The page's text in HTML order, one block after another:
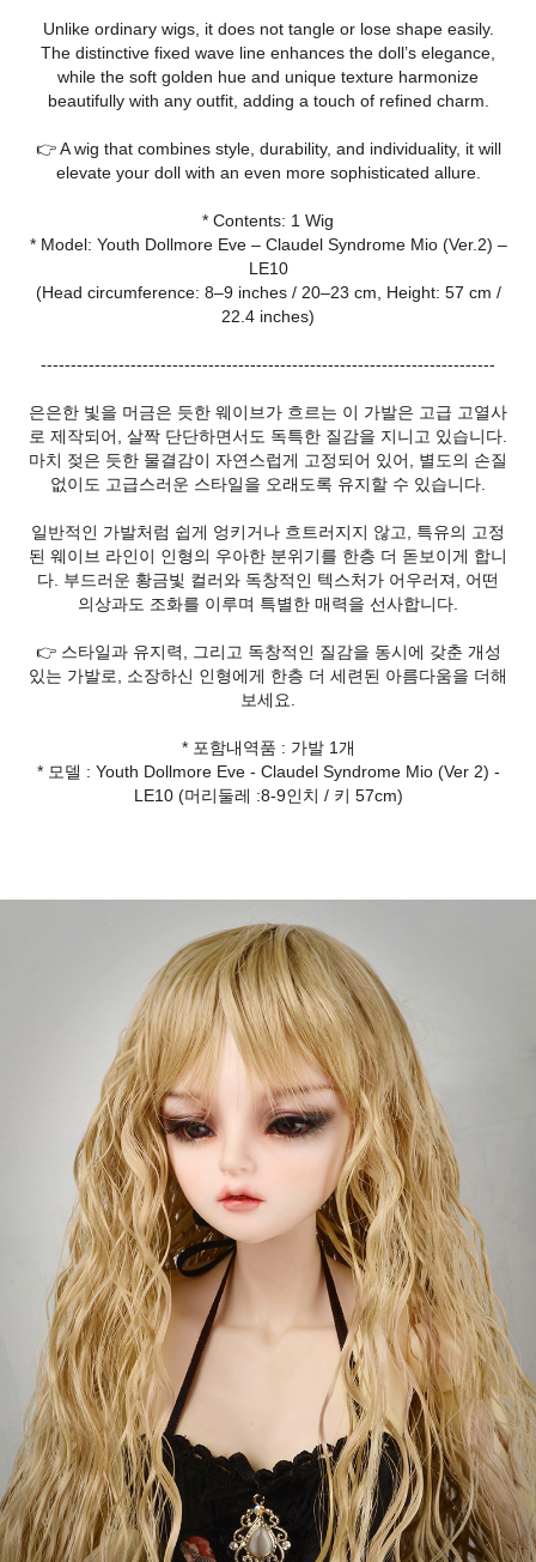
Unlike ordinary wigs, it does not tangle or lose shape easily.
The distinctive fixed wave line enhances the doll’s elegance,
while the soft golden hue and unique texture harmonize
beautifully with any outfit, adding a touch of refined charm.
👉 A wig that combines style, durability, and individuality, it will
elevate your doll with an even more sophisticated allure.
* Contents: 1 Wig
* Model: Youth Dollmore Eve – Claudel Syndrome Mio (Ver.2) –
LE10
(Head circumference: 8–9 inches / 20–23 cm, Height: 57 cm /
22.4 inches)
----------------------------------------------------------------------------
은은한 빛을 머금은 듯한 웨이브가 흐르는 이 가발은 고급 고열사
로 제작되어, 살짝 단단하면서도 독특한 질감을 지니고 있습니다.
마치 젖은 듯한 물결감이 자연스럽게 고정되어 있어, 별도의 손질
없이도 고급스러운 스타일을 오래도록 유지할 수 있습니다.
일반적인 가발처럼 쉽게 엉키거나 흐트러지지 않고, 특유의 고정
된 웨이브 라인이 인형의 우아한 분위기를 한층 더 돋보이게 합니
다. 부드러운 황금빛 컬러와 독창적인 텍스처가 어우러져, 어떤
의상과도 조화를 이루며 특별한 매력을 선사합니다.
👉 스타일과 유지력, 그리고 독창적인 질감을 동시에 갖춘 개성
있는 가발로, 소장하신 인형에게 한층 더 세련된 아름다움을 더해
보세요.
* 포함내역품 : 가발 1개
* 모델 : Youth Dollmore Eve - Claudel Syndrome Mio (Ver 2) -
LE10 (머리둘레 :8-9인치 / 키 57cm)